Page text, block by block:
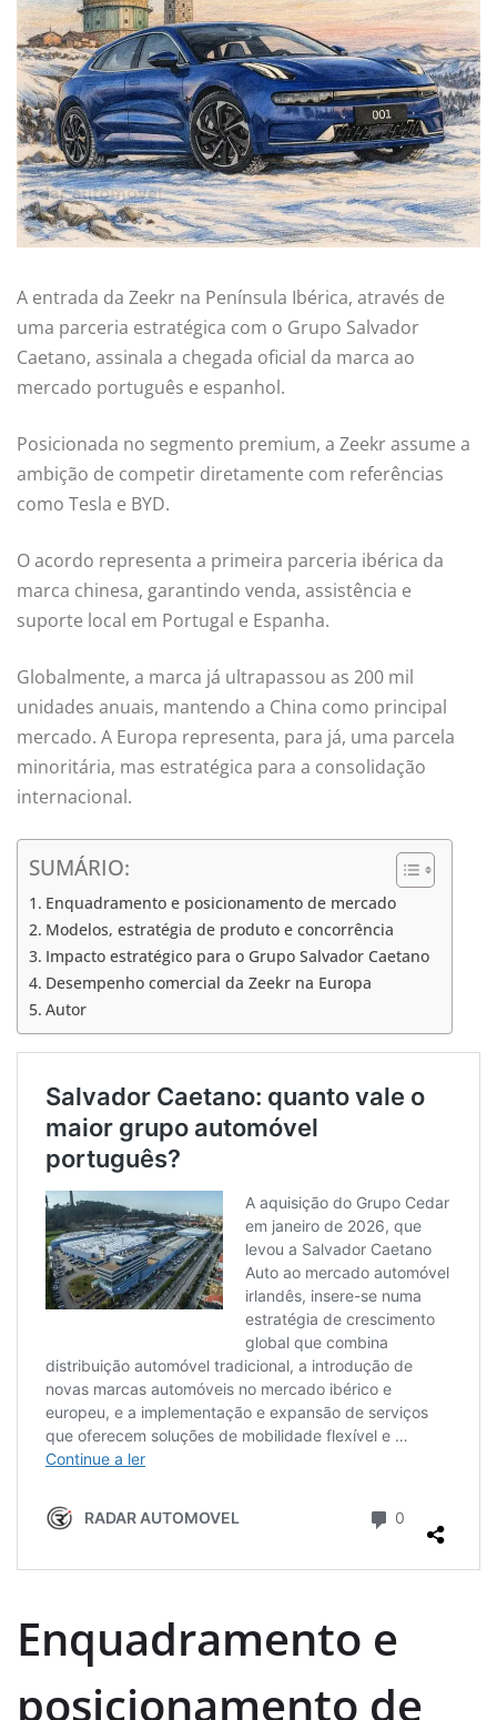
A entrada da Zeekr na Península Ibérica, através de
uma parceria estratégica com o Grupo Salvador
Caetano, assinala a chegada oficial da marca ao
mercado português e espanhol.
Posicionada no segmento premium, a Zeekr assume a
ambição de competir diretamente com referências
como Tesla e BYD.
O acordo representa a primeira parceria ibérica da
marca chinesa, garantindo venda, assistência e
suporte local em Portugal e Espanha.
Globalmente, a marca já ultrapassou as 200 mil
unidades anuais, mantendo a China como principal
mercado. A Europa representa, para já, uma parcela
minoritária, mas estratégica para a consolidação
internacional.
SUMÁRIO:
Enquadramento e posicionamento de mercado
Modelos, estratégia de produto e concorrência
Impacto estratégico para o Grupo Salvador Caetano
Desempenho comercial da Zeekr na Europa
Autor
Enquadramento e
posicionamento de